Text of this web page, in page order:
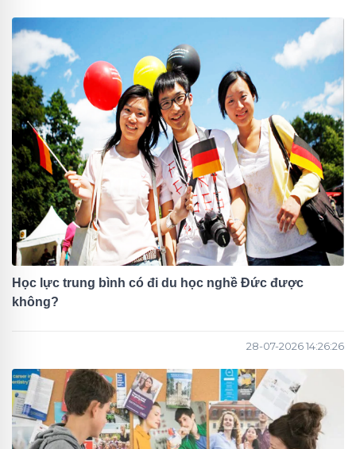
Học lực trung bình có đi du học nghề Đức được
không?
28-07-2026 14:26:26